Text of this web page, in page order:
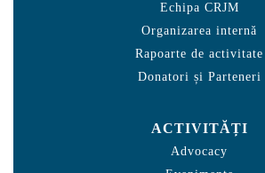
Echipa CRJM
Organizarea internă
Rapoarte de activitate
Donatori și Parteneri
ACTIVITĂȚI
Advocacy